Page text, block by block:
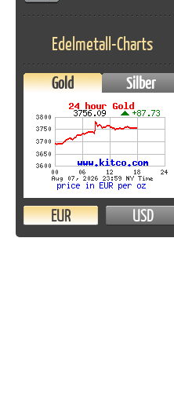
Edelmetall-Charts
Gold Silber
EUR USD